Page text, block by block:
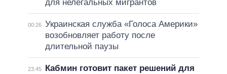
для нелегальных мигрантов
00:26 Украинская служба «Голоса Америки»
возобновляет работу после
длительной паузы
23:45
Кабмин готовит пакет решений для